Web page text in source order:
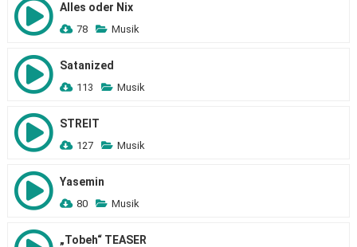
Alles oder Nix
78 Musik
Satanized
113 Musik
STREIT
127 Musik
Yasemin
80 Musik
„Tobeh“ TEASER